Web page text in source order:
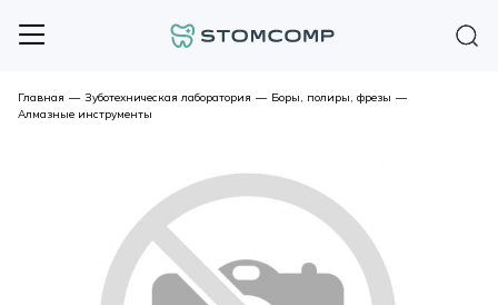
Главная — Зуботехническая лаборатория — Боры, полиры, фрезы —
Алмазные инструменты